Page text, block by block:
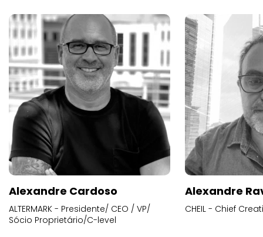
Alexandre Cardoso
ALTERMARK - Presidente/ CEO / VP/
Sócio Proprietário/C-level
Alexandre
CHEIL - Chief